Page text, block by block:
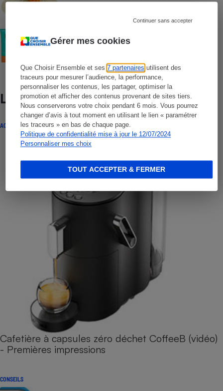
Gérer mes cookies
Que Choisir Ensemble et ses7 partenaires utilisent des
traceurs pour mesurer l’audience, la performance,
personnaliser les contenus, les partager, optimiser la
promotion et afficher des contenus provenant de sites tiers.
Nous conserverons votre choix pendant 6 mois. Vous pourrez
changer d’avis à tout moment en utilisant le lien « paramétrer
les traceurs » en bas de chaque page.
Politique de confidentialité mise à jour le 12/07/2024
Personnaliser mes choix
Continuer sans accepter
TOUT ACCEPTER & FERMER
Crèmes solaires visage - Le protocole
Lire aussi
ACTUALITÉ
Cafetière à capsules zéro déchet CoffeeB (vidéo)
- Premières impressions
CONSEILS